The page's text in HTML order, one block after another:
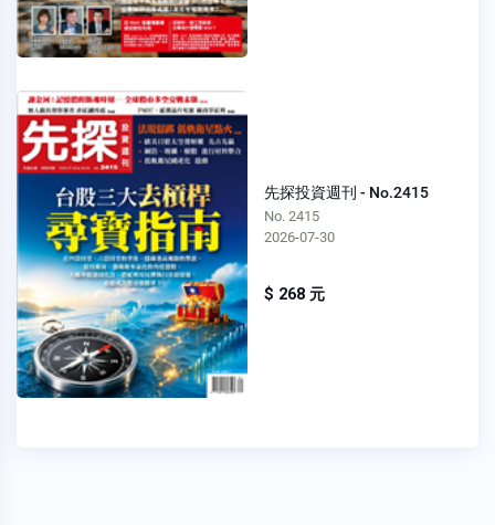
先探投資週刊 - No.2415
No. 2415
2026-07-30
$ 268 元